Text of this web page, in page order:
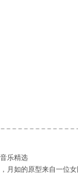
乐精选
月如的原型来自一位